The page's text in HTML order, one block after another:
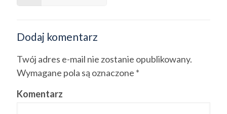
Dodaj komentarz
Twój adres e-mail nie zostanie opublikowany.
Wymagane pola są oznaczone *
Komentarz